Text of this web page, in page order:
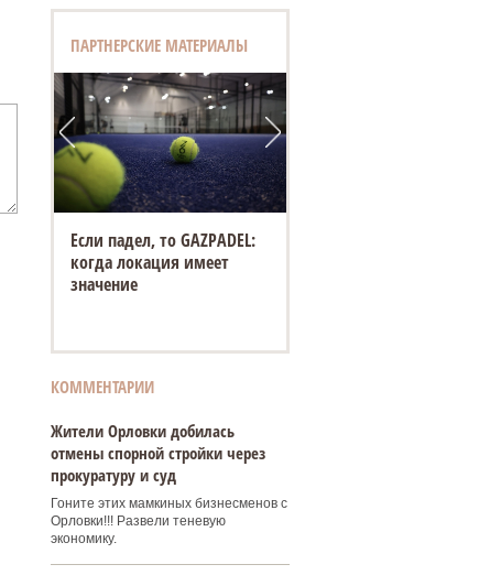
ПАРТНЕРСКИЕ МАТЕРИАЛЫ
Если падел, то GAZPADEL:
когда локация имеет
значение
КОММЕНТАРИИ
Жители Орловки добилась
отмены спорной стройки через
прокуратуру и суд
Гоните этих мамкиных бизнесменов с
Орловки!!! Развели теневую
экономику.